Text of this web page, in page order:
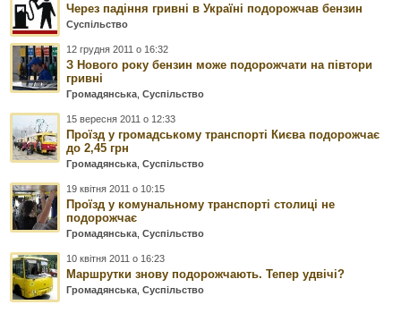
Через падіння гривні в Україні подорожчав бензин
Суспільство
12 грудня 2011 о 16:32
З Нового року бензин може подорожчати на півтори
гривні
Громадянська ,Суспільство
15 вересня 2011 о 12:33
Проїзд у громадському транспорті Києва подорожчає
до 2,45 грн
Громадянська ,Суспільство
19 квітня 2011 о 10:15
Проїзд у комунальному транспорті столиці не
подорожчає
Громадянська ,Суспільство
10 квітня 2011 о 16:23
Маршрутки знову подорожчають. Тепер удвічі?
Громадянська ,Суспільство